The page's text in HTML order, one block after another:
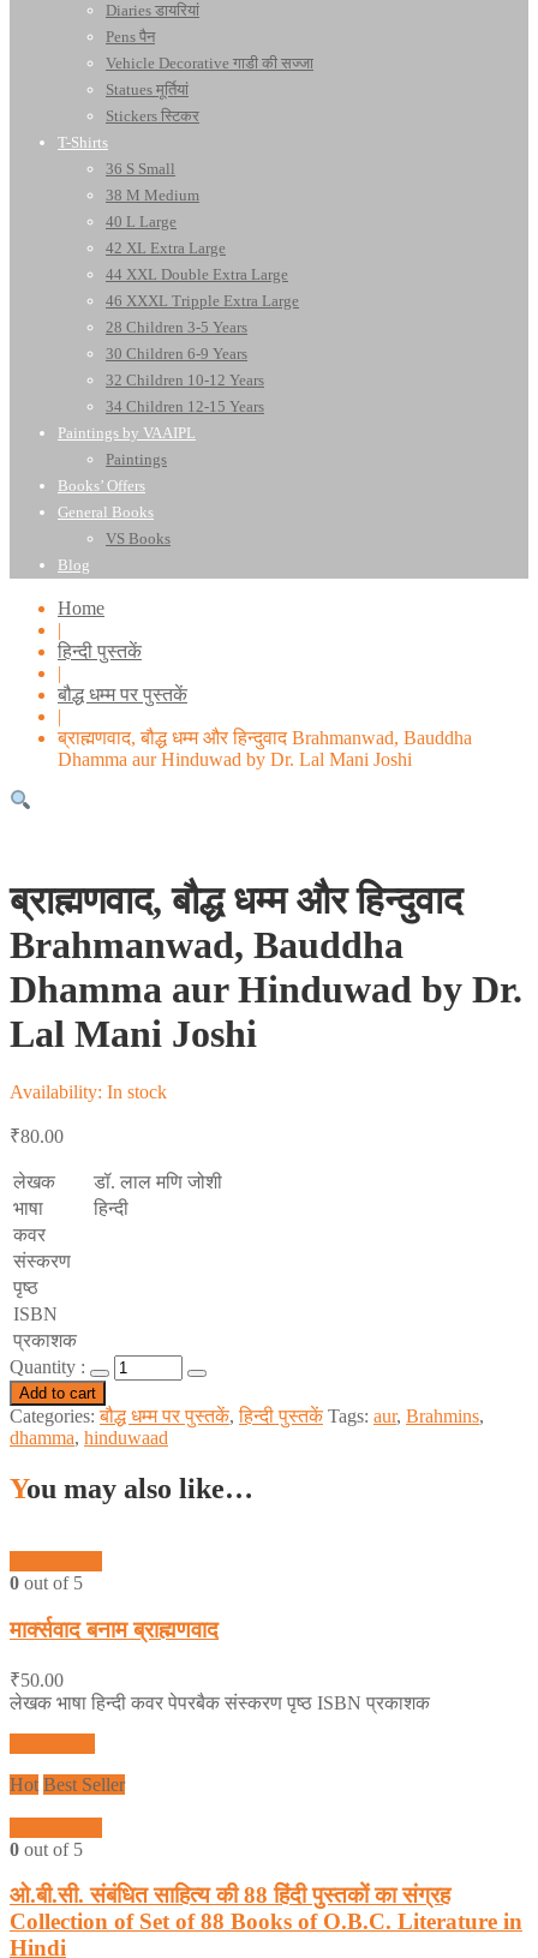
Diaries डायरियां
Pens पैन
Vehicle Decorative गाडी की सज्जा
Statues मूर्तियां
Stickers स्टिकर
T-Shirts
36 S Small
38 M Medium
40 L Large
42 XL Extra Large
44 XXL Double Extra Large
46 XXXL Tripple Extra Large
28 Children 3-5 Years
30 Children 6-9 Years
32 Children 10-12 Years
34 Children 12-15 Years
Paintings by VAAIPL
Paintings
Books’ Offers
General Books
VS Books
Blog
Home
|
हिन्दी पुस्तकें
|
बौद्ध धम्म पर पुस्तकें
|
ब्राह्मणवाद, बौद्ध धम्म और हिन्दुवाद Brahmanwad, Bauddha
Dhamma aur Hinduwad by Dr. Lal Mani Joshi
ब्राह्मणवाद, बौद्ध धम्म और हिन्दुवाद
Brahmanwad, Bauddha
Dhamma aur Hinduwad by Dr.
Lal Mani Joshi
Availability: In stock
₹80.00
लेखक
डॉ. लाल मणि जोशी
भाषा
हिन्दी
कवर
संस्करण
पृष्ठ
ISBN
प्रकाशक
Quantity :
Add to cart
Categories:बौद्ध धम्म पर पुस्तकें,हिन्दी पुस्तकें Tags: aur, Brahmins,
dhamma, hinduwaad
You may also like…
0 out of 5
मार्क्सवाद बनाम ब्राह्मणवाद
₹50.00
लेखक भाषा हिन्दी कवर पेपरबैक संस्करण पृष्ठ ISBN प्रकाशक
Hot Best Seller
0 out of 5
ओ.बी.सी. संबंधित साहित्य की 88 हिंदी पुस्तकों का संग्रह
Collection of Set of 88 Books of O.B.C. Literature in
Hindi